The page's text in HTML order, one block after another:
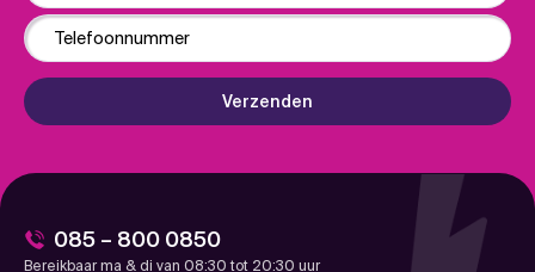
Phone
Verzenden
085 – 800 0850
Bereikbaar ma & di van 08:30 tot 20:30 uur